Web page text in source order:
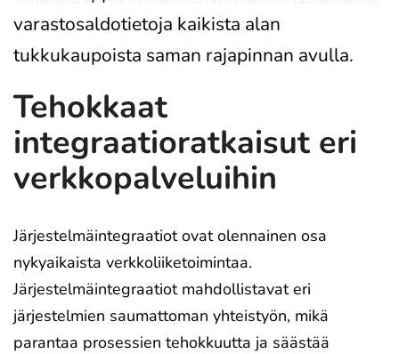
varastosaldotietoja kaikista alan
tukkukaupoista saman rajapinnan avulla.
Tehokkaat
integraatioratkaisut eri
verkkopalveluihin
Järjestelmäintegraatiot ovat olennainen osa
nykyaikaista verkkoliiketoimintaa.
Järjestelmäintegraatiot mahdollistavat eri
järjestelmien saumattoman yhteistyön, mikä
parantaa prosessien tehokkuutta ja säästää